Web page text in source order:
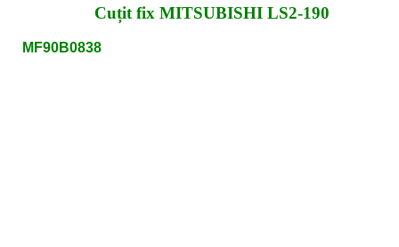
Cuțit fix MITSUBISHI LS2-190
MF90B0838